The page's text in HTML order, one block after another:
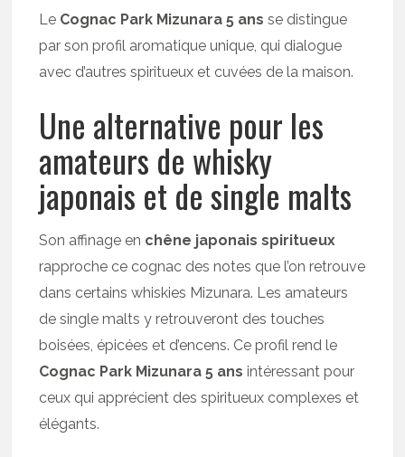
Le Cognac Park Mizunara 5 ans se distingue
par son profil aromatique unique, qui dialogue
avec d’autres spiritueux et cuvées de la maison.
Une alternative pour les
amateurs de whisky
japonais et de single malts
Son affinage en chêne japonais spiritueux
rapproche ce cognac des notes que l’on retrouve
dans certains whiskies Mizunara. Les amateurs
de single malts y retrouveront des touches
boisées, épicées et d’encens. Ce profil rend le
Cognac Park Mizunara 5 ans intéressant pour
ceux qui apprécient des spiritueux complexes et
élégants.